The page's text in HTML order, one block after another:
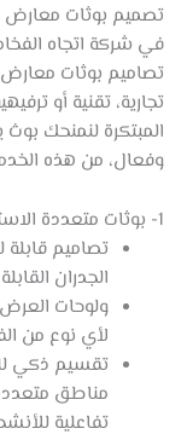
تصميم بوثات معارض
في شركة اتجاه
تصاميم بوثات
تجارية، تقنية أو
المبتكرة لنمنحك
وفعال، من هذه
1- بوثات متعددة الاستخدامات
تصاميم
الجدران
ولوحات العرض
لأي نوع من
تقسيم ذكي
مناطق
تفاعلية